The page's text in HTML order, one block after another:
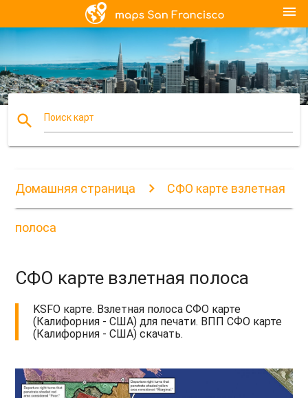
menu
search Поиск карт
Домашняя страница СФО карте взлетная
полоса
СФО карте взлетная полоса
KSFO карте. Взлетная полоса СФО карте
(Калифорния - США) для печати. ВПП СФО карте
(Калифорния - США) скачать.